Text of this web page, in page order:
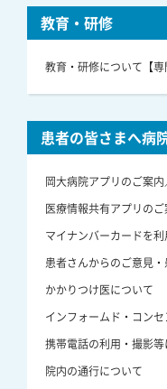
教育・研修
教育・研修について【専
患者の皆さまへ病
岡大病院アプリのご案
医療情報共有アプリの
マイナンバーカードを
患者さんからのご意見
かかりつけ医について
インフォームド・コン
携帯電話の利用・撮影
院内の通行について